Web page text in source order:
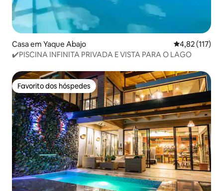
Casa em Yaque Abajo Classificação
4,82 (117)
✔️PISCINA INFINITA PRIVADA E VISTA PARA O LAGO
Favorito dos hóspedes
Favorito dos hóspedes